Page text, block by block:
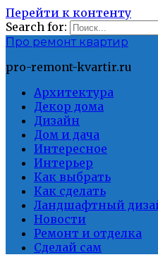
Перейти к контенту
Search for:
Про ремонт квартир
pro-remont-kvartir.ru
Архитектура
Декор дома
Дизайн
Дом и дача
Интересное
Интерьер
Как выбрать
Как сделать
Ландшафтный
Новости
Ремонт и отделка
Сделай сам